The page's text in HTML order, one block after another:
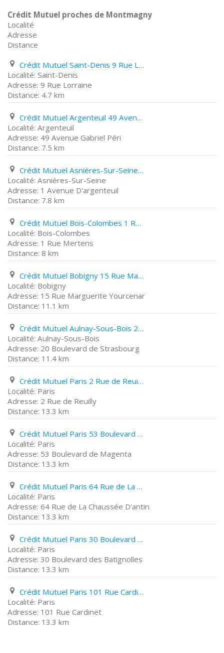
Crédit Mutuel proches de Montmagny
Localité
Adresse
Distance
Crédit Mutuel Saint-Denis 9 Rue Lorraine
Saint-Denis
9 Rue Lorraine
4.7 km
Crédit Mutuel Argenteuil 49 Avenue Gabriel Péri
Argenteuil
49 Avenue Gabriel Péri
7.5 km
Crédit Mutuel Asnières-Sur-Seine 1 Avenue D'argenteuil
Asnières-Sur-Seine
1 Avenue D'argenteuil
7.8 km
Crédit Mutuel Bois-Colombes 1 Rue Mertens
Bois-Colombes
1 Rue Mertens
8 km
Crédit Mutuel Bobigny 15 Rue Marguerite Yourcenar
Bobigny
15 Rue Marguerite Yourcenar
11.1 km
Crédit Mutuel Aulnay-Sous-Bois 20 Boulevard de Strasbourg
Aulnay-Sous-Bois
20 Boulevard de Strasbourg
11.4 km
Crédit Mutuel Paris 2 Rue de Reuilly
Paris
2 Rue de Reuilly
13.3 km
Crédit Mutuel Paris 53 Boulevard de Magenta
Paris
53 Boulevard de Magenta
13.3 km
Crédit Mutuel Paris 64 Rue de La Chaussée D'antin
Paris
64 Rue de La Chaussée D'antin
13.3 km
Crédit Mutuel Paris 30 Boulevard des Batignolles
Paris
30 Boulevard des Batignolles
13.3 km
Crédit Mutuel Paris 101 Rue Cardinet
Paris
101 Rue Cardinet
13.3 km